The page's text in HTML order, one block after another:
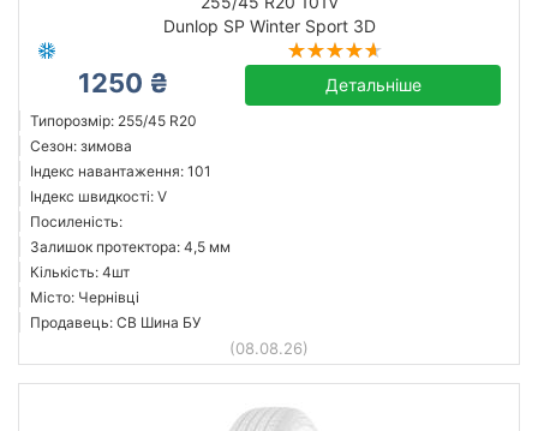
Dunlop SP Winter Sport 3D
1250 ₴ Детальніше
Типорозмір: 255/45 R20
Сезон: зимова
Індекс навантаження: 101
Індекс швидкості: V
Посиленість:
Залишок протектора: 4,5 мм
Кількість: 4шт
Місто: Чернівці
Продавець: СВ Шина БУ
(08.08.26)